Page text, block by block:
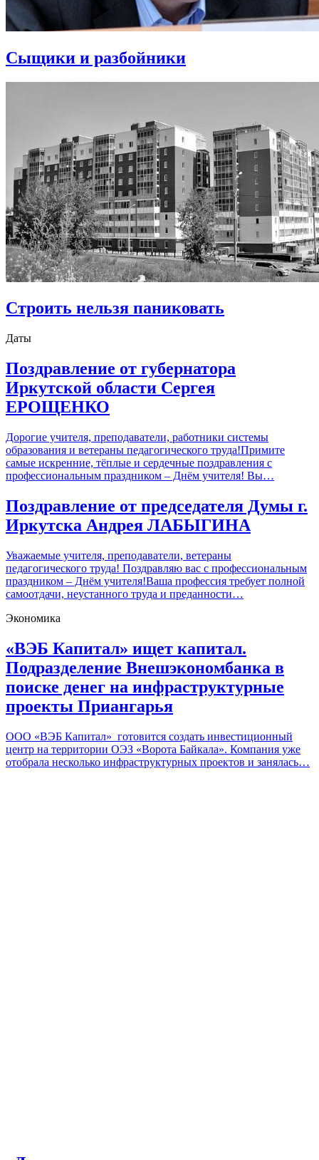
Сыщики и разбойники
Строить нельзя паниковать
Даты
Поздравление от губернатора
Иркутской области Сергея
ЕРОЩЕНКО
Дорогие учителя, преподаватели, работники системы
образования и ветераны педагогического труда!Примите
самые искренние, тёплые и сердечные поздравления с
профессиональным праздником – Днём учителя! Вы…
Поздравление от председателя Думы г.
Иркутска Андрея ЛАБЫГИНА
Уважаемые учителя, преподаватели, ветераны
педагогического труда! Поздравляю вас с профессиональным
праздником – Днём учителя!Ваша профессия требует полной
самоотдачи, неустанного труда и преданности…
Экономика
«ВЭБ Капитал» ищет капитал.
Подразделение Внешэкономбанка в
поиске денег на инфраструктурные
проекты Приангарья
ООО «ВЭБ Капитал» готовится создать инвестиционный
центр на территории ОЭЗ «Ворота Байкала». Компания уже
отобрала несколько инфраструктурных проектов и занялась…